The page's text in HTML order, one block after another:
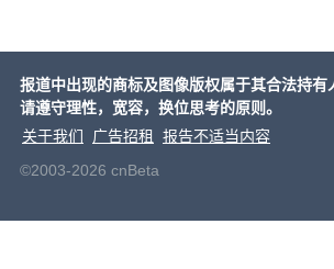
对主
报道中出现的商标及图像版权属于其合法持
请遵守理性，宽容，换位思考的原则。
关于我们
广告招租
报告不适当内容
©2003-2026 cnBeta